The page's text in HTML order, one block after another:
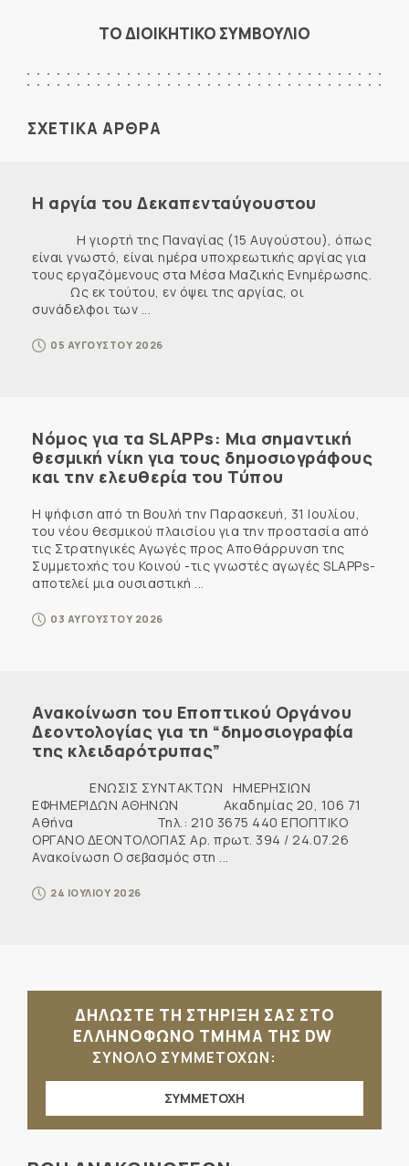
ΤΟ ΔΙΟΙΚΗΤΙΚΟ ΣΥΜΒΟΥΛΙΟ
ΣΧΕΤΙΚΑ ΑΡΘΡΑ
Η αργία του Δεκαπενταύγουστου
Η γιορτή της Παναγίας (15 Αυγούστου), όπως
είναι γνωστό, είναι ημέρα υποχρεωτικής αργίας για
τους εργαζόμενους στα Μέσα Μαζικής Ενημέρωσης.
Ως εκ τούτου, εν όψει της αργίας, οι
συνάδελφοι των ...
05 ΑΥΓΟΥΣΤΟΥ 2026
Νόμος για τα SLAPPs: Μια σημαντική
θεσμική νίκη για τους δημοσιογράφους
και την ελευθερία του Τύπου
Η ψήφιση από τη Βουλή την Παρασκευή, 31 Ιουλίου,
του νέου θεσμικού πλαισίου για την προστασία από
τις Στρατηγικές Αγωγές προς Αποθάρρυνση της
Συμμετοχής του Κοινού -τις γνωστές αγωγές SLAPPs-
αποτελεί μια ουσιαστική ...
03 ΑΥΓΟΥΣΤΟΥ 2026
Ανακοίνωση του Εποπτικού Οργάνου
Δεοντολογίας για τη “δημοσιογραφία
της κλειδαρότρυπας”
ΕΝΩΣΙΣ ΣΥΝΤΑΚΤΩΝ ΗΜΕΡΗΣΙΩΝ
ΕΦΗΜΕΡΙΔΩΝ ΑΘΗΝΩΝ Ακαδημίας 20, 106 71
Αθήνα Τηλ.: 210 3675 440 ΕΠΟΠΤΙΚΟ
ΟΡΓΑΝΟ ΔΕΟΝΤΟΛΟΓΙΑΣ Αρ. πρωτ. 394 / 24.07.26
Ανακοίνωση Ο σεβασμός στη ...
24 ΙΟΥΛΙΟΥ 2026
ΔΗΛΩΣΤΕ ΤΗ ΣΤΗΡΙΞΗ ΣΑΣ ΣΤΟ
ΕΛΛΗΝΟΦΩΝΟ ΤΜΗΜΑ ΤΗΣ DW
ΣΥΝΟΛΟ ΣΥΜΜΕΤΟΧΩΝ:
ΣΥΜΜΕΤΟΧΗ